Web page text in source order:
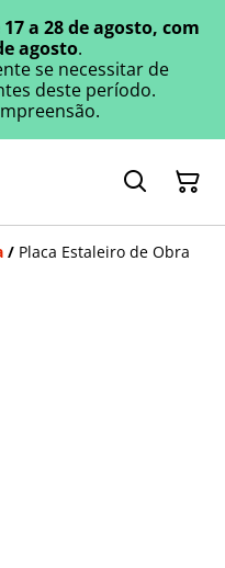
a 28 de agosto, com
agosto.
se necessitar de
deste período.
/ Placa Estaleiro de Obra